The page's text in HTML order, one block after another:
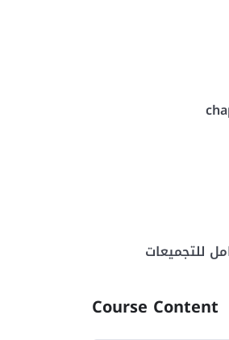
Course Content